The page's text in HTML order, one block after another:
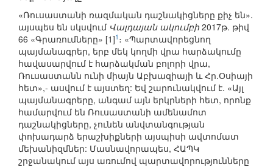
«Ռուսաստանի ռազմական դաշնակիցները քիչ են».
այսպես են սկսվում Վալդայան ակումբի 2017թ. թիվ
66 «Գրառումները» [1]1 ։ «Պարտավորեցնող
պայմանագրեր, երբ մեկ կողմի վրա հարձակումը
հավասարվում է հարձակման բոլորի վրա,
Ռուսաստանն ունի միայն Աբխազիայի և Հր.Օսիայի
հետ»,- ասվում է այստեղ: Եվ շարունակվում է. «Այլ
պայմանագրերը, անգամ այն երկրների հետ, որոնք
համարվում են Ռուսաստանի ամենամոտ
դաշնակիցները, չունեն անվտանգության
փոխադարձ երաշխիքների այսպիսի ավտոմատ
մեխանիզմներ: Մասնավորապես, ՀԱՊԿ
շրջանակում այս առումով պարտավորությունները